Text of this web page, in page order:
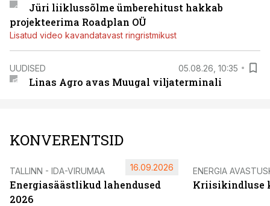
Jüri liiklussõlme ümberehitust hakkab
projekteerima Roadplan OÜ
Lisatud video kavandatavast ringristmikust
UUDISED 05.08.26, 10:35
Linas Agro avas Muugal viljaterminali
KONVERENTSID
TALLINN - IDA-VIRUMAA
Energiasäästlikud lahendused
2026
16.09.2026 ENERGIA
Kriisikindluse